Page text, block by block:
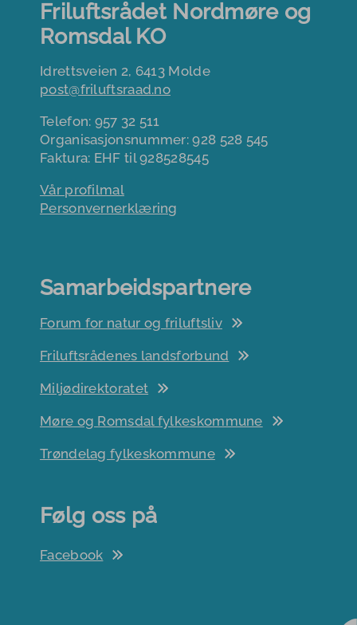
Friluftsrådet Nordmøre og
Romsdal KO
Idrettsveien 2, 6413 Molde
post@friluftsraad.no
Telefon: 957 32 511
Organisasjonsnummer: 928 528 545
Faktura: EHF til 928528545
Vår profilmal
Personvernerklæring
Samarbeidspartnere
Forum for natur og friluftsliv
Friluftsrådenes landsforbund
Miljødirektoratet
Møre og Romsdal fylkeskommune
Trøndelag fylkeskommune
Følg oss på
Facebook